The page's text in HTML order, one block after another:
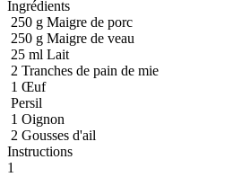
Ingrédients
250 g Maigre de porc
250 g Maigre de veau
25 ml Lait
2 Tranches de pain de mie
1 Œuf
Persil
1 Oignon
2 Gousses d'ail
Instructions
1